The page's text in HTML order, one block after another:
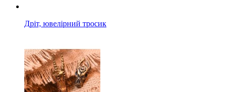
Дріт, ювелірний тросик